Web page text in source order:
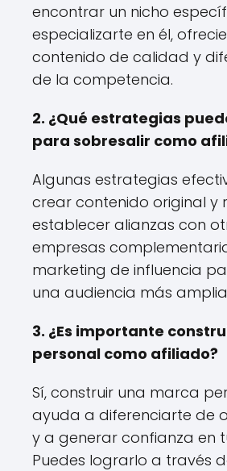
encontrar un nicho
especializarte en él,
contenido de calidad y
de la competencia.
2. ¿Qué estrategias
para sobresalir como
Algunas estrategias
crear contenido original y
establecer alianzas con
empresas
marketing de influencia
una audiencia más
3. ¿Es importante
personal como afiliado?
Sí, construir una marca
ayuda a diferenciarte de
y a generar confianza en
Puedes lograrlo a través